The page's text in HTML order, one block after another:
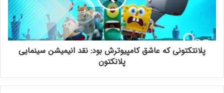
پلانتکتونی که عاشق کامپیوترش بود: نقد انیمیشن سینمایی
پلانکتون